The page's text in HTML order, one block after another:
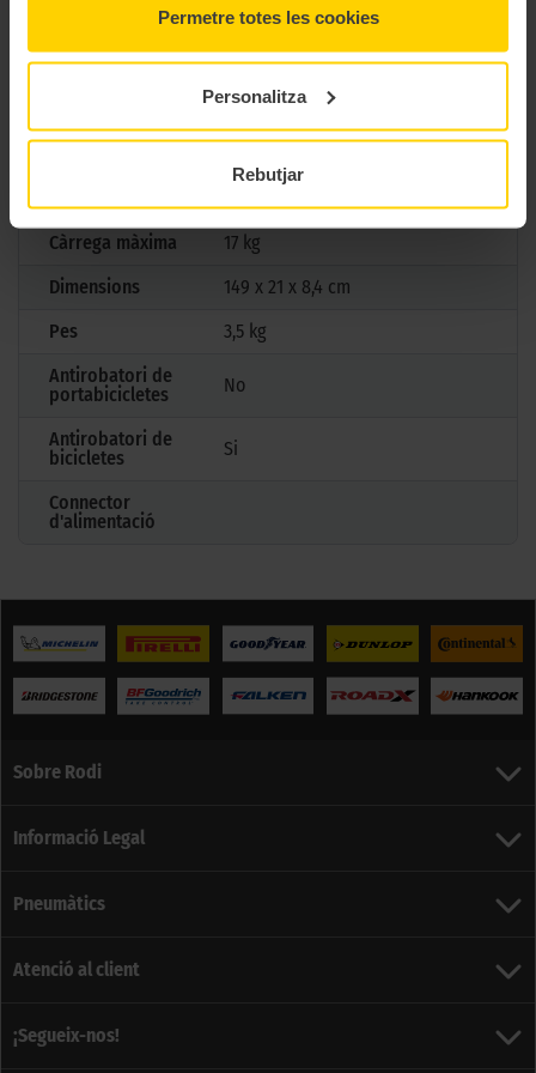
Permetre totes les cookies
Personalitza
Rebutjar
aerodinàmic minimitza la resistència al vent i el soroll durant el
Càrrega màxima
17 kg
Dimensions
149 x 21 x 8,4 cm
Pes
3,5 kg
Antirobatori de
portabicicletes
No
Antirobatori de
bicicletes
Si
Connector
d'alimentació
Sobre Rodi
Informació Legal
Pneumàtics
Atenció al client
¡Segueix-nos!